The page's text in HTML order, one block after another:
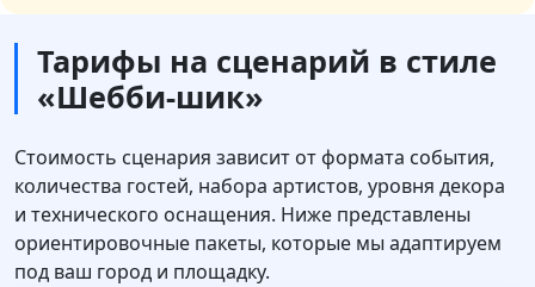
Тарифы на сценарий в стиле
«Шебби-шик»
Стоимость сценария зависит от формата события,
количества гостей, набора артистов, уровня декора
и технического оснащения. Ниже представлены
ориентировочные пакеты, которые мы адаптируем
под ваш город и площадку.